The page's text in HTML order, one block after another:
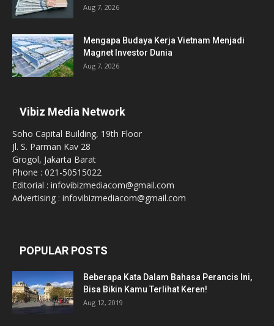
Aug 7, 2026
Mengapa Budaya Kerja Vietnam Menjadi
Magnet Investor Dunia
Aug 7, 2026
Vibiz Media Network
Soho Capital Building, 19th Floor
Jl. S. Parman Kav 28
Grogol, Jakarta Barat
Phone : 021-50515022
Editorial : infovibizmediacom@gmail.com
Advertising : infovibizmediacom@gmail.com
POPULAR POSTS
Beberapa Kata Dalam Bahasa Perancis Ini,
Bisa Bikin Kamu Terlihat Keren!
Aug 12, 2019